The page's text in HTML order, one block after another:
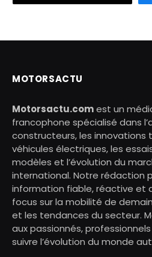
MOTORSACTU
Motorsactu.comest un
francophone spécialisé dans
constructeurs, les innovations
véhicules électriques, les
modèles et l’évolution du
international. Notre rédaction
information fiable, réactive et
focus sur la mobilité de
et les tendances du secteur.
aux passionnés,
suivre l’évolution du monde